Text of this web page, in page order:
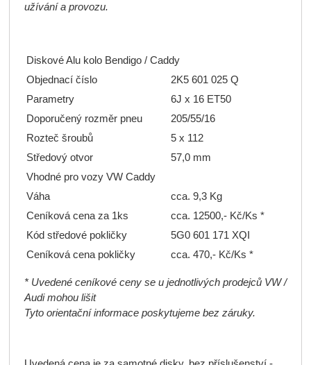
užívání a provozu.
Diskové Alu kolo Bendigo / Caddy
Objednací číslo
2K5 601 025 Q
Parametry
6J x 16 ET50
Doporučený rozměr pneu
205/55/16
Rozteč šroubů
5 x 112
Středový otvor
57,0 mm
Vhodné pro vozy VW Caddy
Váha
cca. 9,3 Kg
Ceníková cena za 1ks
cca. 12500,- Kč/Ks *
Kód středové pokličky
5G0 601 171 XQI
Ceníková cena pokličky
cca. 470,- Kč/Ks *
* Uvedené ceníkové ceny se u jednotlivých prodejců VW /
Audi mohou lišit
Tyto orientační informace poskytujeme bez záruky.